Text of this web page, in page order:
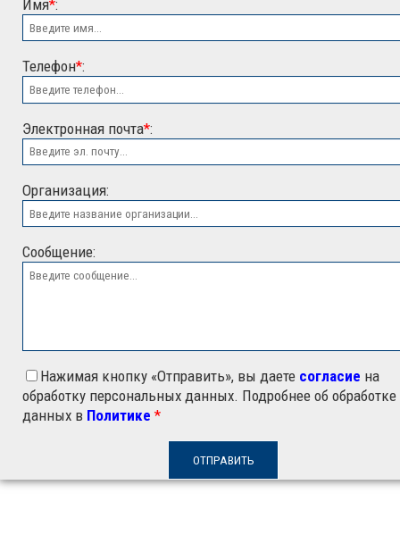
ООО "ЭСК"
Имя*:
Телефон*:
Электронная почта*:
Организация:
Сообщение:
Нажимая кнопку «Отправить», вы даете согласие на
обработку персональных данных. Подробнее об обработке
данных в Политике *